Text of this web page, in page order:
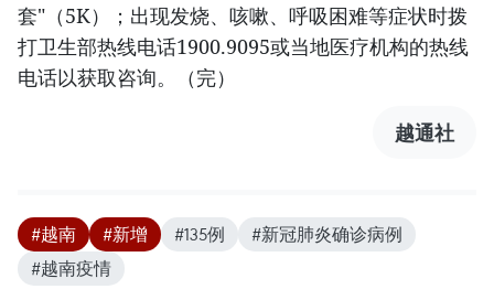
套"（5K）；出现发烧、咳嗽、呼吸困难等症状时拨
打卫生部热线电话1900.9095或当地医疗机构的热线
电话以获取咨询。（完）
越通社
#越南 #新增 #135例
#新冠肺炎确诊病例
#越南疫情